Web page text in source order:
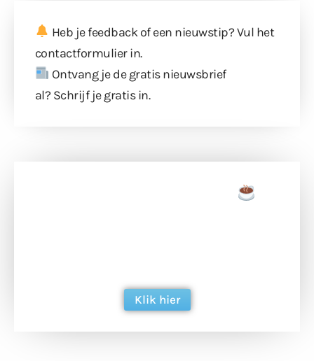
Heb je feedback of een nieuwstip? Vul het
contactformulierin.
Ontvang je de gratis nieuwsbrief
al? Schrijf je gratis in.
Klik hier